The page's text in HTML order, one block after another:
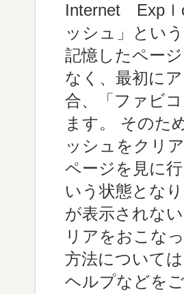
Internet Expｌ
ッシュ」とい
記憶したペー
なく、最初に
合、「ファビ
ます。 そのた
ッシュをクリ
ページを見に
いう状態とな
が表示されな
リアをおこな
方法について
ヘルプなどを